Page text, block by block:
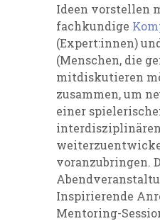
Ideen vorstellen
fachkundige
(Expert:innen)
(Menschen, die
mitdiskutieren
zusammen, um
einer
voranzubringen.
Inspirierende
Mentoring-